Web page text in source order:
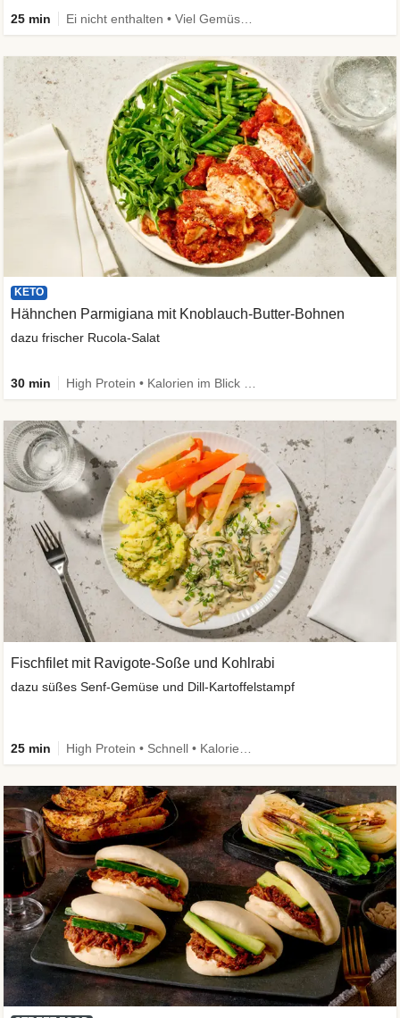
25 min
KETO
Hähnchen Parmigiana mit Knoblauch-Butter-Bohnen
dazu frischer Rucola-Salat
30 min
Fischfilet mit Ravigote-Soße und Kohlrabi
dazu süßes Senf-Gemüse und Dill-Kartoffelstampf
25 min